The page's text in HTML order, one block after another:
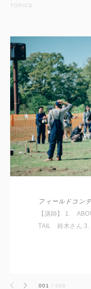
TOPICS
フィールドコン
【講師】 1.
TAIL 鈴木さん
前へ 次へ 001 /006